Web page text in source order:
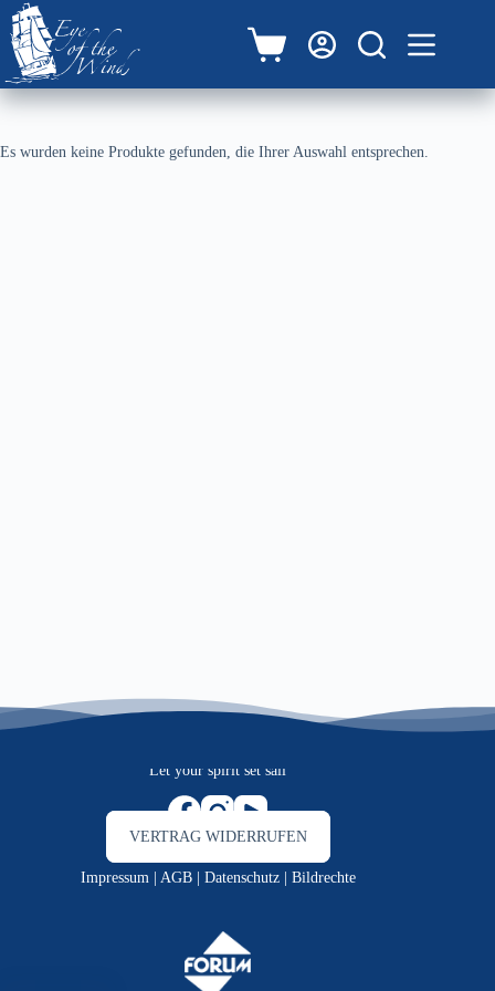
Zum
Inhalt
springen
Warenkorb
Es wurden keine Produkte gefunden, die Ihrer Auswahl entsprechen.
Let your spirit set sail
VERTRAG WIDERRUFEN
Impressum AGB Datenschutz Bildrechte